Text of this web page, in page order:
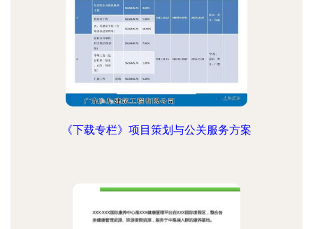
《下载专栏》项目策划与公关服务方案